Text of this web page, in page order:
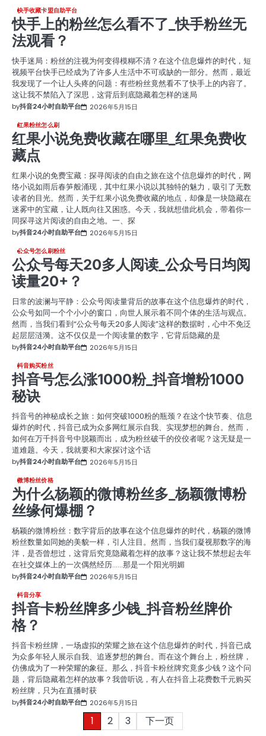
快手收藏卡盟自助平台
快手上的粉丝怎么看不了_快手粉丝无
法观看？
快手迷局：粉丝的注视为何变得模糊不清？在这个信息爆炸的时代，短
视频平台快手已经成为了许多人生活中不可或缺的一部分。然而，最近
我发现了一个让人头疼的问题：有些粉丝竟然看不了快手上的内容了。
这让我不禁陷入了深思，这背后到底隐藏着怎样的迷局
by抖音24小时自助平台 2026年5月15日
红果粉丝怎么刷
红果小说免费收藏在哪里_红果免费收
藏点
红果小说的免费宝藏：探寻阅读的自由之旅在这个信息爆炸的时代，网
络小说如雨后春笋般涌现，其中红果小说以其独特的魅力，吸引了无数
读者的目光。然而，关于红果小说免费收藏的地点，却像是一块隐藏在
迷雾中的宝藏，让人既向往又困惑。今天，我就想借此机会，带着你一
同探寻这片阅读的自由之地。一、探
by抖音24小时自助平台 2026年5月15日
公众号怎么刷粉丝
公众号每天20多人阅读_公众号日均阅
读量20+？
日常的波澜与平静：公众号阅读量背后的故事在这个信息爆炸的时代，
公众号如同一个个小小的窗口，向世人展示着不同个体的生活与观点。
然而，当我们看到“公众号每天20多人阅读”这样的数据时，心中不免泛
起层层涟漪。这不仅仅是一个阅读量的数字，它背后隐藏的是
by抖音24小时自助平台 2026年5月15日
抖音购买粉丝
抖音号怎么涨1000粉_抖音增粉1000
秘诀
抖音号的神秘成长之旅：如何突破1000粉的瓶颈？在这个快节奏、信息
爆炸的时代，抖音已成为众多网红展示自我、实现梦想的舞台。然而，
如何在万千抖音号中脱颖而出，成为粉丝破千的佼佼者呢？这无疑是一
道难题。今天，我就要和大家探讨这个话
by抖音24小时自助平台 2026年5月15日
微博粉丝价格
为什么杨颖的微博粉丝多_杨颖微博粉
丝缘何爆棚？
杨颖的微博粉丝：数字背后的故事在这个信息爆炸的时代，杨颖的微博
粉丝数量如同她的美貌一样，引人注目。然而，当我们凝视那数字的海
洋，是否曾想过，这背后究竟隐藏着怎样的故事？这让我不禁想起去年
在社交媒体上的一次偶然经历……那是一个阳光明媚
by抖音24小时自助平台 2026年5月15日
抖音分享
抖音卡粉丝牌多少钱_抖音粉丝牌价
格？
抖音卡粉丝牌，一场虚拟的荣耀之旅在这个信息爆炸的时代，抖音已成
为众多年轻人展示自我、追逐梦想的舞台。而在这个舞台上，粉丝牌，
仿佛成为了一种荣耀的象征。那么，抖音卡粉丝牌究竟多少钱？这个问
题，背后隐藏着怎样的故事？我曾听说，有人在抖音上花费数千元购买
粉丝牌，只为在直播时获
by抖音24小时自助平台 2026年5月15日
1 2 3 下一页